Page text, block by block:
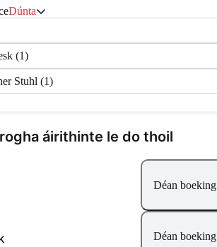
Dúnta
(1)
Stuhl (1)
áirithinte le do thoil
Déan
Déan